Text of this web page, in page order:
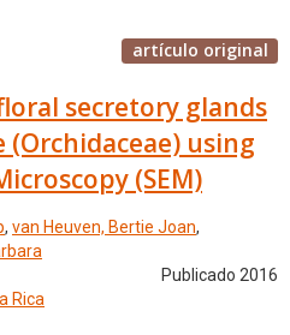
artículo original
secretory glands
using
(SEM)
, van Heuven, Bertie Joan,
Publicado 2016
Rica